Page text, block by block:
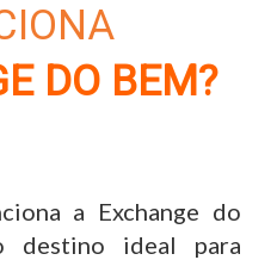
DO BEM?
a Exchange do
destino ideal para